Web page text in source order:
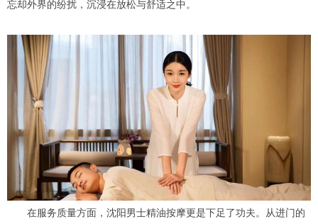
忘却外界的纷扰，沉浸在放松与舒适之中。
在服务质量方面，沈阳男士精油按摩更是下足了功夫。从进门的